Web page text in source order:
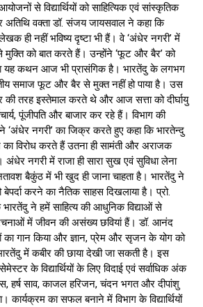
से विद्यार्थियों को साहित्यिक एवं सांस्कृतिक
अतिथि वक्ता डॉ. संजय जायसवाल ने कहा कि
ही नहीं भविष्य दृष्टा भी हैं। वे ‘अंधेर नगरी’ में
मुक्ति को बात करते हैं। उन्होंने ‘फूट और बैर’ को
यह कथन आज भी प्रासंगिक है। भारतेंदु के लगभग
समाज फूट और बैर से मुक्त नहीं हो पाया है। उस
तरह इस्तेमाल करते थे और आज सत्ता को दीर्घायु
पूंजीपति और बाजार कर रहे हैं। विभाग की
‘अंधेर नगरी’ का जिक्र करते हुए कहा कि भारतेन्दु
विरोध करते हैं उतना ही सामंती और अराजक
अंधेर नगरी में राजा ही सारा सुख एवं सुविधा लेना
बैकुंठ में भी खुद ही जाना चाहता है। भारतेंदु ने
करने का नैतिक साहस दिखलाया है। प्रो.
ने हमें साहित्य की आधुनिक विद्याओं से
में जीवन की असंख्य छवियां हैं। डॉ. आनंद
का गान किया और ज्ञान, प्रेम और सृजन के योग को
में कबीर की छाया देखी जा सकती है। इस
के विद्यार्थियों के लिए विदाई एवं सर्वाधिक अंक
हर्ष साव, काजल हरिजन, चंदन भगत और दीपांशु
कार्यक्रम का सफल बनाने में विभाग के विद्यार्थियों